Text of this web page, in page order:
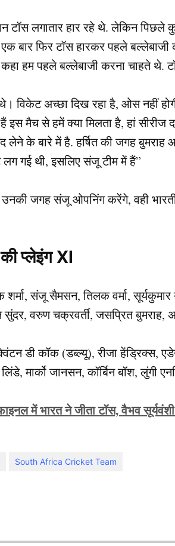
टॉस लगातार हार रहे थे. लेकिन
बार फिर टॉस हारकर पहले
हम पहले बल्लेबाजी करना चाहते थे.
विकेट अच्छा दिख रहा है, ओस नहीं
मैच से हमें क्या मिलता है, हां सीरीज
के बारे में है. हर्षित की जगह बुमराह
गई थी, इसलिए संजू टीम में हैं”
उनकी जगह संजू ओपनिंग करेंगे, वही
प्लेइंग XI
संजू सैमसन, तिलक वर्मा, सूर्यकुमार
सुंदर, वरुण चक्रवर्ती, जसप्रित बुमराह,
डी कॉक (डब्ल्यू), रीजा हेंड्रिक्स,
मार्को जानसन, कॉर्बिन बॉश, लुंगी
में भारत ने जीता टॉस, वैभव
South Africa Cricket Team